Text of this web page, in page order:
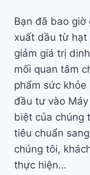
Bạn đã bao giờ
xuất dầu từ hạt
giảm giá trị
mối quan tâm
phẩm sức
đầu tư vào
biệt của chúng
tiêu chuẩn
chúng tôi,
thực hiện…